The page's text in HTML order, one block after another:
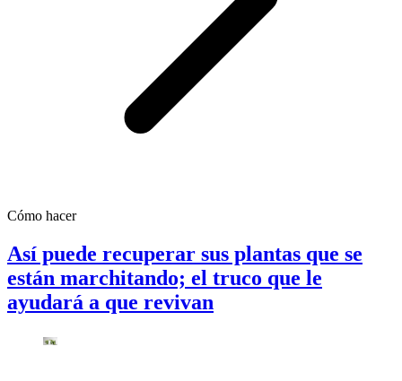
Cómo hacer
Así puede recuperar sus plantas que se
están marchitando; el truco que le
ayudará a que revivan